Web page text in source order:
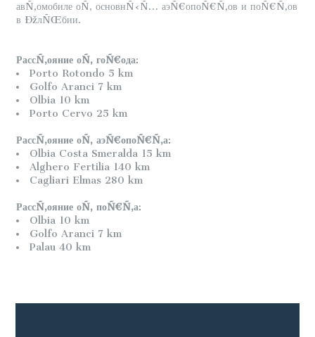
авÑ‚омобиле оÑ‚ основнÑ‹Ñ… аэÑ€опоÑ€Ñ‚ов и поÑ€Ñ‚ов
в ÐžлÑŒбии.
РассÑ‚ояние оÑ‚ гоÑ€ода:
Porto Rotondo 5 km
Golfo Aranci 7 km
Olbia 10 km
Porto Cervo 25 km
РассÑ‚ояние оÑ‚ аэÑ€опоÑ€Ñ‚а:
Olbia Costa Smeralda 15 km
Alghero Fertilia 140 km
Cagliari Elmas 280 km
РассÑ‚ояние оÑ‚ поÑ€Ñ‚а:
Olbia 10 km
Golfo Aranci 7 km
Palau 40 km